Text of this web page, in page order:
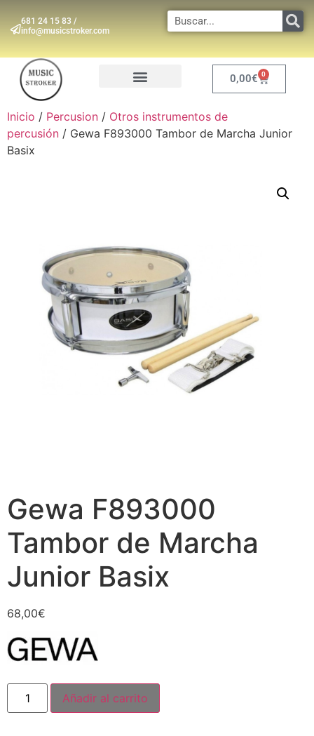
681 24 15 83 /
info@musicstroker.com
0,00€ 0
Inicio / Percusion / Otros instrumentos de
percusión / Gewa F893000 Tambor de Marcha Junior
Basix
Gewa F893000
Tambor de Marcha
Junior Basix
68,00€
Añadir al carrito